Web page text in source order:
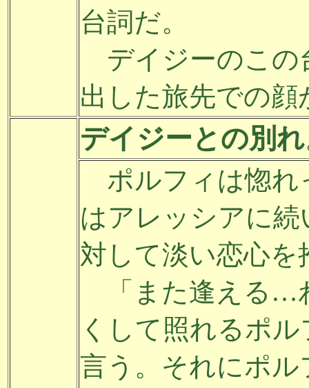
台詞だ。
デイジーのこの
出した旅先での
デイジーとの別れ
ポルフィは惚れ
はアレッシアに続
対して淡い恋心を
「また逢える…
くして照れるポ
言う。それにポ